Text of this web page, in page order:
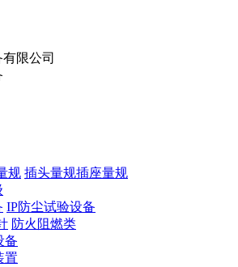
限公司
规 插头量规插座量规
IP防尘试验设备
防火阻燃类
备
置